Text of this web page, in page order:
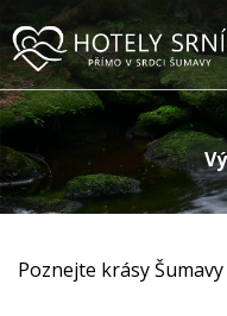
Home
Pokoje
Relax
Firemní setkávání
Poznejte krásy Šumavy